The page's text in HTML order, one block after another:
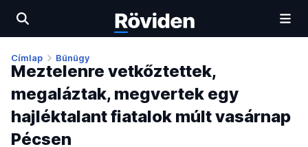
Címlap Bűnügy
Meztelenre vetkőztettek,
megaláztak, megvertek egy
hajléktalant fiatalok múlt vasárnap
Pécsen